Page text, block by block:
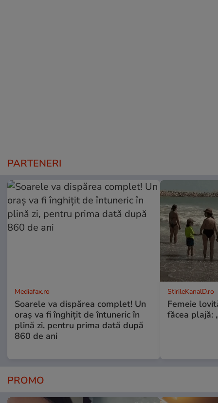
PARTENERI
Mediafax.ro
Soarele va dispărea complet! Un
oraș va fi înghițit de întuneric în
plină zi, pentru prima dată după
860 de ani
StirileKanalD.ro
Femeie
făcea plajă:
PROMO